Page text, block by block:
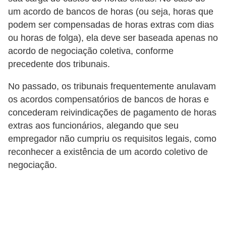
um acordo de bancos de horas (ou seja, horas que
podem ser compensadas de horas extras com dias
ou horas de folga), ela deve ser baseada apenas no
acordo de negociação coletiva, conforme
precedente dos tribunais.
No passado, os tribunais frequentemente anulavam
os acordos compensatórios de bancos de horas e
concederam reivindicações de pagamento de horas
extras aos funcionários, alegando que seu
empregador não cumpriu os requisitos legais, como
reconhecer a existência de um acordo coletivo de
negociação.
s
o
m
r
e
e
n
d
e